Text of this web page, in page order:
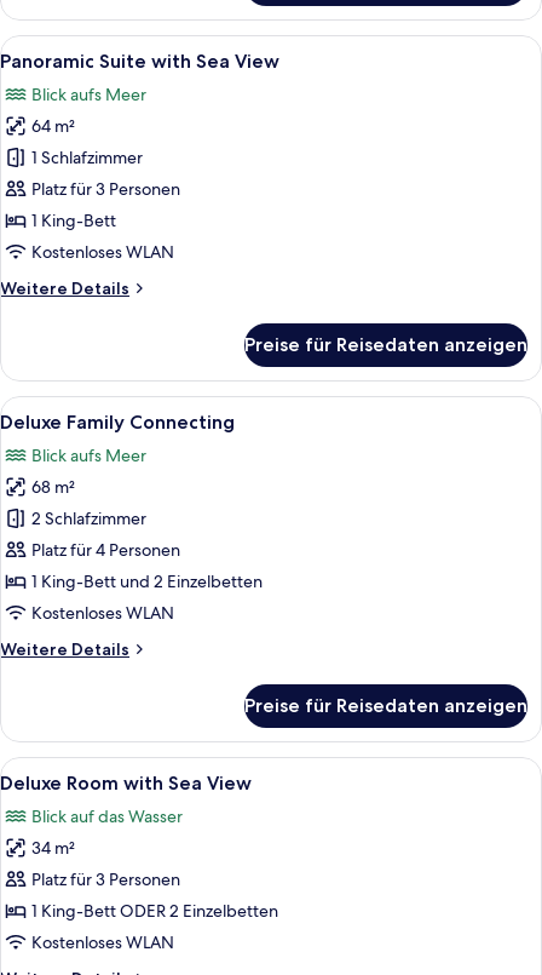
Corner
with
Sea
Alle
Fotos
für
Panoramic
Suite
with
Sea
View
Ein modernes Hotelzimmer mit
8
Panoramic Suite with Sea View
Blick aufs Meer
64 m²
1 Schlafzimmer
Platz für 3 Personen
1 King-Bett
Kostenloses WLAN
Weitere Details
Weitere
Suite
with
Sea
Preise für Reisedaten anzeigen
Alle
Fotos
für
Deluxe
Family
Connecting
anzeigen
Ein modernes Hotelzimmer mit zwei
8
Deluxe Family Connecting
Blick aufs Meer
68 m²
2 Schlafzimmer
Platz für 4 Personen
1 King-Bett und 2 Einzelbetten
Kostenloses WLAN
Weitere Details
Weitere
Family
Connecting
Preise für Reisedaten anzeigen
Alle
Fotos
für
Deluxe
Room
with
Sea
Ein modernes Hotelzimmer mit
9
Deluxe Room with Sea View
Blick auf das Wasser
34 m²
Platz für 3 Personen
1 King-Bett ODER 2 Einzelbetten
Kostenloses WLAN